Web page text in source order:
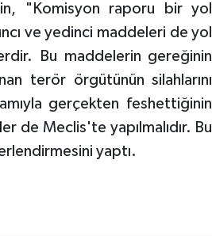
"Komisyon raporu bir yol
ve yedinci maddeleri de yol
Bu maddelerin gereğinin
terör örgütünün silahlarını
gerçekten feshettiğinin
de Meclis'te yapılmalıdır. Bu
yaptı.